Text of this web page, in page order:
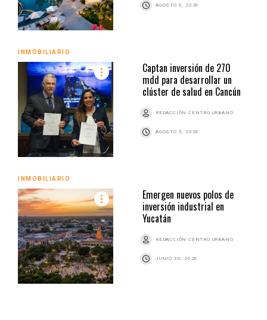
AGOSTO 6, 2026
INMOBILIARIO
Captan inversión de 270
mdd para desarrollar un
clúster de salud en Cancún
REDACCIÓN CENTRO URBANO
AGOSTO 5, 2026
INMOBILIARIO
Emergen nuevos polos de
inversión industrial en
Yucatán
REDACCIÓN CENTRO URBANO
JUNIO 30, 2026